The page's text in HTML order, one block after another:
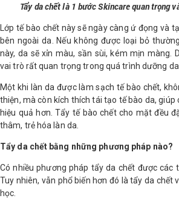
Shop All Brand A-
Tẩy da chết là 1 bước Skincare quan trọng
Lớp tế bào chết này sẽ ngày càng ứ đọng và
bên ngoài da. Nếu không được loại bỏ
này, da sẽ xỉn màu, sần sùi, kém mịn màng.
vai trò rất quan trọng trong quá trình dưỡng da.
Một khi làn da được làm sạch tế bào chết,
thiện, mà còn kích thích tái tạo tế bào da,
hiệu quả hơn. Tẩy tế bào chết cho mặt đều
thâm, trẻ hóa làn da.
Tẩy da chết bằng những phương pháp nào?
Có nhiều phương pháp tẩy da chết được các
Tuy nhiên, vẫn phổ biến hơn đó là tẩy da chết
học.